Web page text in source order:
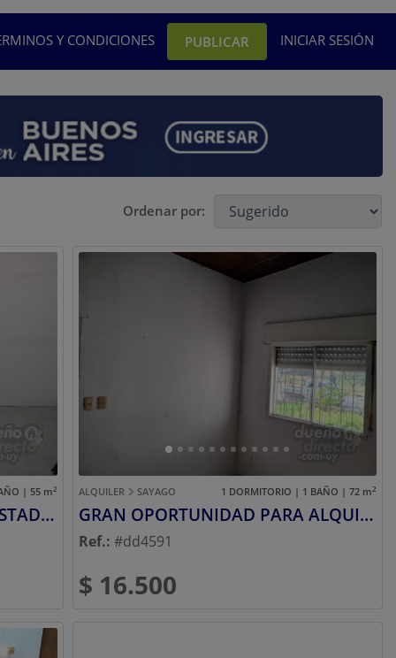
Y CONDICIONES PUBLICAR INICIAR SESIÓN
Ordenar por:
| 55 m2
APARTAMENTO IMPECABLE ESTADO COMPLEJO MILLAN Y LECOCQ
ALQUILER SAYAGO 1 DORMITORIO | 1 BAÑO | 72 m2
GRAN OPORTUNIDAD PARA ALQUILAR CASA DE 1 DORMITORIO
Ref.: #dd4591
$ 16.500